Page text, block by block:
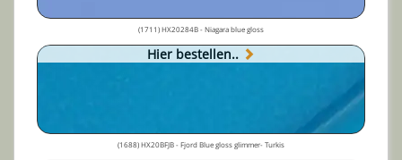
(1711) HX20284B - Niagara blue gloss
Hier bestellen..
(1688) HX20BFJB - Fjord Blue gloss glimmer- Turkis